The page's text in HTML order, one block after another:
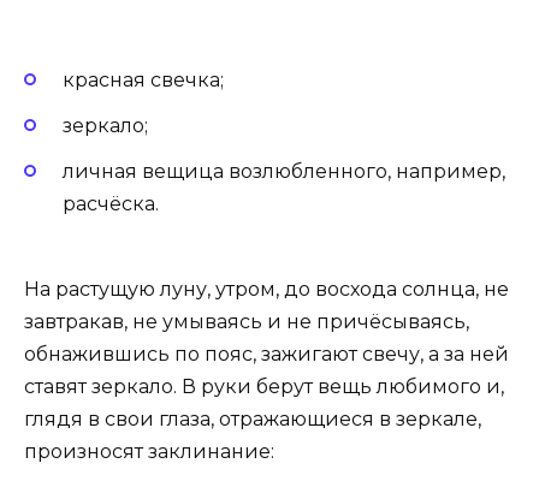
красная свечка;
зеркало;
личная вещица возлюбленного, например,
расчёска.
На растущую луну, утром, до восхода солнца, не
завтракав, не умываясь и не причёсываясь,
обнажившись по пояс, зажигают свечу, а за ней
ставят зеркало. В руки берут вещь любимого и,
глядя в свои глаза, отражающиеся в зеркале,
произносят заклинание: